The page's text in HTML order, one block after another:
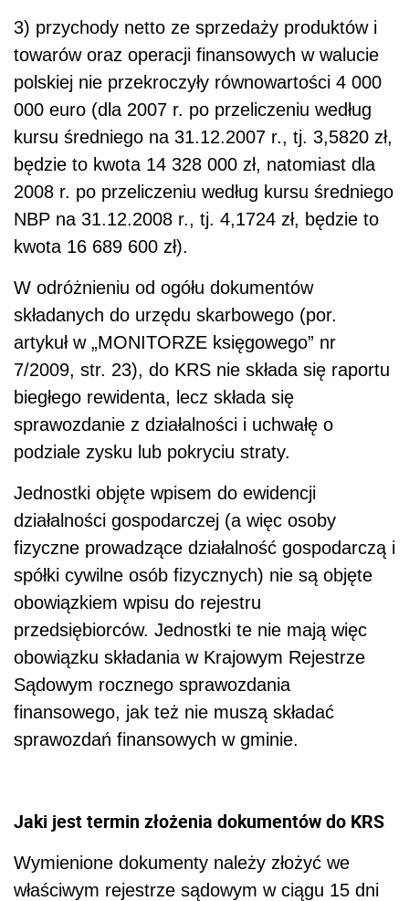
3) przychody netto ze sprzedaży produktów i
towarów oraz operacji finansowych w walucie
polskiej nie przekroczyły równowartości 4 000
000 euro (dla 2007 r. po przeliczeniu według
kursu średniego na 31.12.2007 r., tj. 3,5820 zł,
będzie to kwota 14 328 000 zł, natomiast dla
2008 r. po przeliczeniu według kursu średniego
NBP na 31.12.2008 r., tj. 4,1724 zł, będzie to
kwota 16 689 600 zł).
W odróżnieniu od ogółu dokumentów
składanych do urzędu skarbowego (por.
artykuł w „MONITORZE księgowego” nr
7/2009, str. 23), do KRS nie składa się raportu
biegłego rewidenta, lecz składa się
sprawozdanie z działalności i uchwałę o
podziale zysku lub pokryciu straty.
Jednostki objęte wpisem do ewidencji
działalności gospodarczej (a więc osoby
fizyczne prowadzące działalność gospodarczą i
spółki cywilne osób fizycznych) nie są objęte
obowiązkiem wpisu do rejestru
przedsiębiorców. Jednostki te nie mają więc
obowiązku składania w Krajowym Rejestrze
Sądowym rocznego sprawozdania
finansowego, jak też nie muszą składać
sprawozdań finansowych w gminie.
Jaki jest termin złożenia dokumentów do KRS
Wymienione dokumenty należy złożyć we
właściwym rejestrze sądowym w ciągu 15 dni